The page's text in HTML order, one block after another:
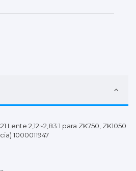
Lente 2,12~2,83:1 para ZK750, ZK1050
1000011947